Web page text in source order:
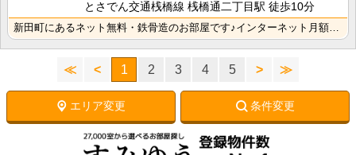
とさでん交通桟橋線 桟橋通二丁目駅 徒歩10分
新田町にあるネット無料・鉄骨造のお部屋です♪インターネット月額接続利用料無料なので生活費の節約になり･･･
≪ < 1 2 3 4 5 > ≫
エリア変更 条件変更